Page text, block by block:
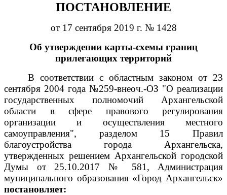
ПОСТАНОВЛЕНИЕ
от 17 сентября 2019 г. № 1428
Об утверждении карты-схемы границ
прилегающих территорий
В соответствии с областным законом от 23
сентября 2004 года №259-внеоч.-ОЗ "О реализации
государственных полномочий Архангельской
области в сфере правового регулирования
организации и осуществления местного
самоуправления", разделом 15 Правил
благоустройства города Архангельска,
утвержденных решением Архангельской городской
Думы от 25.10.2017 № 581, Администрация
муниципального образования «Город Архангельск»
постановляет: